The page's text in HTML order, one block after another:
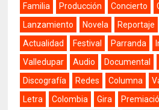
Familia
Producción Concierto
Lanzamiento
Novela Reportaje
Actualidad
Festival Parranda
Valledupar
Audio Documental
Discografía
Redes Columna
Letra
Colombia Gira